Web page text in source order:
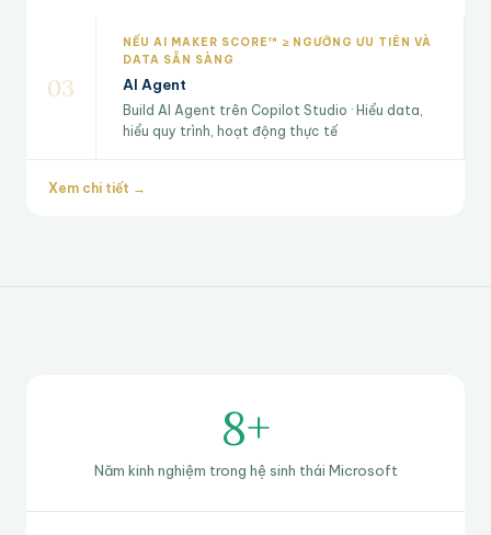
03
NẾU AI MAKER SCORE™ ≥ NGƯỠNG ƯU TIÊN VÀ
DATA SẴN SÀNG
AI Agent
Build AI Agent trên Copilot Studio · Hiểu data,
hiểu quy trình, hoạt động thực tế
Xem chi tiết →
8+
Năm kinh nghiệm trong hệ sinh thái Microsoft